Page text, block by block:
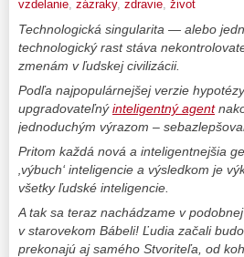
vzdelanie zázraky, zdravie život
Technologická singularita — alebo
technologický rast stáva
zmenám v ľudskej civilizácii.
Podľa najpopulárnejšej verzie
upgradovateľnýinteligentný agent
jednoduchým výrazom –
Pritom každá nová a inteligentnejšia
‚výbuch‘ inteligencie a výsledkom je
všetky ľudské inteligencie.
A tak sa teraz nachádzame v
v starovekom Bábeli! Ľudia začali
prekonajú aj samého Stvoriteľa, od